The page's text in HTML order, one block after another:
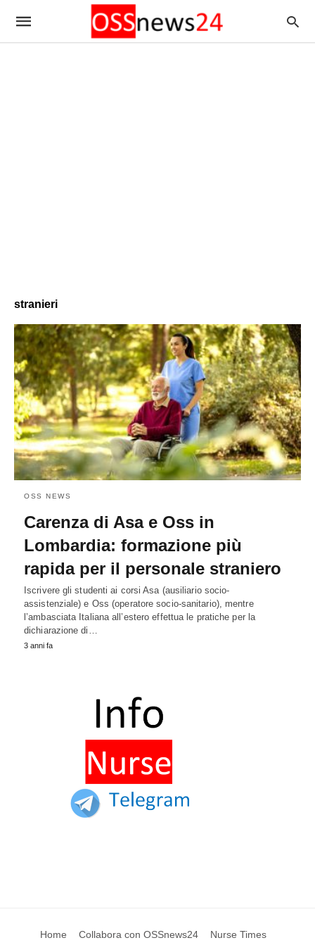
stranieri
OSS NEWS
Carenza di Asa e Oss in
Lombardia: formazione più
rapida per il personale straniero
Iscrivere gli studenti ai corsi Asa (ausiliario socio-
assistenziale) e Oss (operatore socio-sanitario), mentre
l’ambasciata Italiana all’estero effettua le pratiche per la
dichiarazione di…
3 anni fa
Home Collabora con OSSnews24 Nurse Times